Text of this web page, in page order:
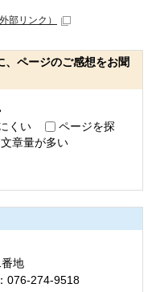
外部リンク）
、ページのご感想をお聞
くい
ページを探
文章量が多い
地
076-274-9518